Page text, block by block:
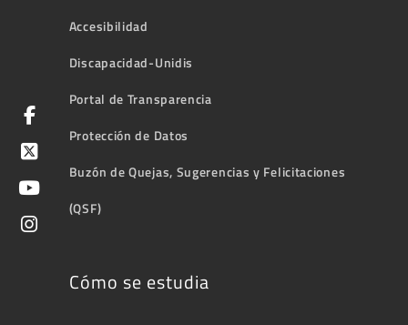
Accesibilidad
Discapacidad-Unidis
Portal de Transparencia
Protección de Datos
Buzón de Quejas, Sugerencias y Felicitaciones
(QSF)
Cómo se estudia